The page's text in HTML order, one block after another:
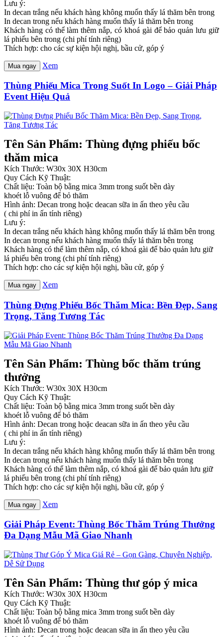
Lưu ý:
In decan trắng nếu khách hàng không muốn thấy lá thăm bên trong
In decan trong nếu khách hàng muốn thấy lá thăm bên trong
Khách hàng có thể làm thêm nắp, có khoá gài để bảo quản lưu giữ
lá phiếu bên trong (chi phí tính riêng)
Thích hợp: cho các sự kiện hội nghị, bầu cử, góp ý
Mua ngay Xem
Thùng Phiếu Mica Trong Suốt In Logo – Giải Pháp
Event Hiệu Quả
Tên Sản Phẩm: Thùng đựng phiếu bốc
thăm mica
Kích Thước: W30x 30X H30cm
Quy Cách Kỹ Thuật:
Chất liệu: Toàn bộ bằng mica 3mm trong suốt bền dày
khoét lỗ vuông để bỏ thăm
Hình ảnh: Decan trong hoặc deacan sữa in ấn theo yêu cầu
( chi phí in ấn tính riêng)
Lưu ý:
In decan trắng nếu khách hàng không muốn thấy lá thăm bên trong
In decan trong nếu khách hàng muốn thấy lá thăm bên trong
Khách hàng có thể làm thêm nắp, có khoá gài để bảo quản lưu giữ
lá phiếu bên trong (chi phí tính riêng)
Thích hợp: cho các sự kiện hội nghị, bầu cử, góp ý
Mua ngay Xem
Thùng Đựng Phiếu Bốc Thăm Mica: Bền Đẹp, Sang
Trọng, Tăng Tương Tác
Tên Sản Phẩm: Thùng bốc thăm trúng
thưởng
Kích Thước: W30x 30X H30cm
Quy Cách Kỹ Thuật:
Chất liệu: Toàn bộ bằng mica 3mm trong suốt bền dày
khoét lỗ vuông để bỏ thăm
Hình ảnh: Decan trong hoặc deacan sữa in ấn theo yêu cầu
( chi phí in ấn tính riêng)
Lưu ý:
In decan trắng nếu khách hàng không muốn thấy lá thăm bên trong
In decan trong nếu khách hàng muốn thấy lá thăm bên trong
Khách hàng có thể làm thêm nắp, có khoá gài để bảo quản lưu giữ
lá phiếu bên trong (chi phí tính riêng)
Thích hợp: cho các sự kiện hội nghị, bầu cử, góp ý
Mua ngay Xem
Giải Pháp Event: Thùng Bốc Thăm Trúng Thưởng
Đa Dạng Mẫu Mã Giao Nhanh
Tên Sản Phẩm: Thùng thư góp ý mica
Kích Thước: W30x 30X H30cm
Quy Cách Kỹ Thuật:
Chất liệu: Toàn bộ bằng mica 3mm trong suốt bền dày
khoét lỗ vuông để bỏ thăm
Hình ảnh: Decan trong hoặc deacan sữa in ấn theo yêu cầu